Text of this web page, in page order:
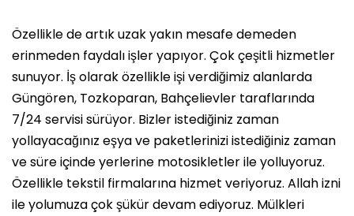
Özellikle de artık uzak yakın mesafe demeden
erinmeden faydalı işler yapıyor. Çok çeşitli hizmetler
sunuyor. İş olarak özellikle işi verdiğimiz alanlarda
Güngören, Tozkoparan, Bahçelievler taraflarında
7/24 servisi sürüyor. Bizler istediğiniz zaman
yollayacağınız eşya ve paketlerinizi istediğiniz zaman
ve süre içinde yerlerine motosikletler ile yolluyoruz.
Özellikle tekstil firmalarına hizmet veriyoruz. Allah izni
ile yolumuza çok şükür devam ediyoruz. Mülkleri